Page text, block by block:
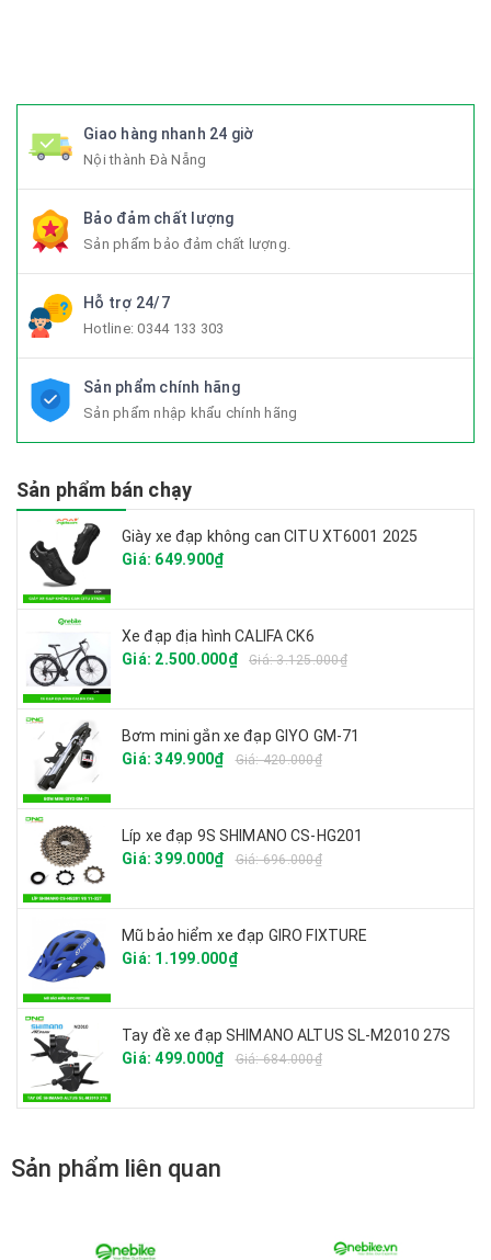
Giao hàng nhanh 24 giờ
Nội thành Đà Nẵng
Bảo đảm chất lượng
Sản phẩm bảo đảm chất lượng.
Hỗ trợ 24/7
Hotline:0344 133 303
Sản phẩm chính hãng
Sản phẩm nhập khẩu chính hãng
Sản phẩm bán chạy
Giày xe đạp không can CITU XT6001 2025
Giá: 649.900₫
Xe đạp địa hình CALIFA CK6
Giá: 2.500.000₫
Giá: 3.125.000₫
Bơm mini gắn xe đạp GIYO GM-71
Giá: 349.900₫
Giá: 420.000₫
Líp xe đạp 9S SHIMANO CS-HG201
Giá: 399.000₫
Giá: 696.000₫
Mũ bảo hiểm xe đạp GIRO FIXTURE
Giá: 1.199.000₫
Tay đề xe đạp SHIMANO ALTUS SL-M2010 27S
Giá: 499.000₫
Giá: 684.000₫
Sản phẩm liên quan